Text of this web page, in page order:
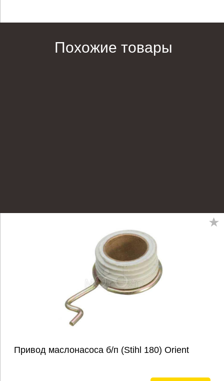
Похожие товары
Привод маслонасоса б/п (Stihl 180) Orient